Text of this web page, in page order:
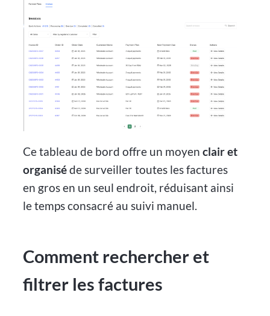
Ce tableau de bord offre un moyenclair et
organiséde surveiller toutes les factures
en gros en un seul endroit, réduisant ainsi
le temps consacré au suivi manuel.
Comment rechercher et
filtrer les factures